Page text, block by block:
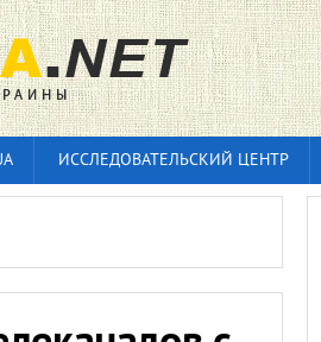
ИССЛЕДОВАТЕЛЬСКИЙ ЦЕНТР